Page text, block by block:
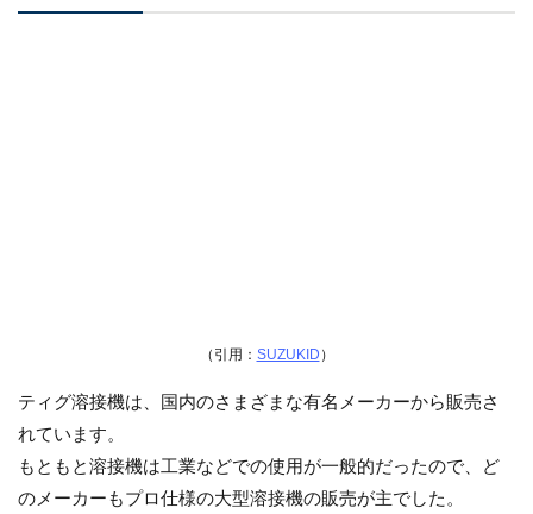
（引用： SUZUKID ）
ティグ溶接機は、国内のさまざまな有名メーカーから販売さ
れています。
もともと溶接機は工業などでの使用が一般的だったので、ど
のメーカーもプロ仕様の大型溶接機の販売が主でした。